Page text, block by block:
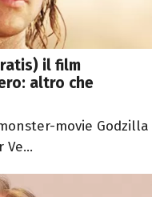
il film
altro che
movie Godzilla